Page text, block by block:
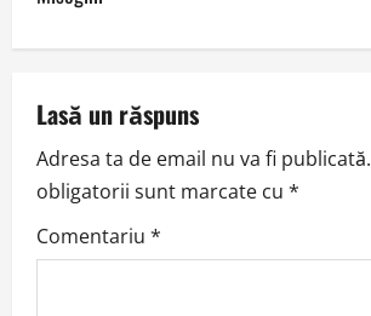
n
a
v
i
g
Lasă un răspuns
Adresa ta de email nu va fi publicată.
obligatorii sunt marcate cu *
Comentariu *